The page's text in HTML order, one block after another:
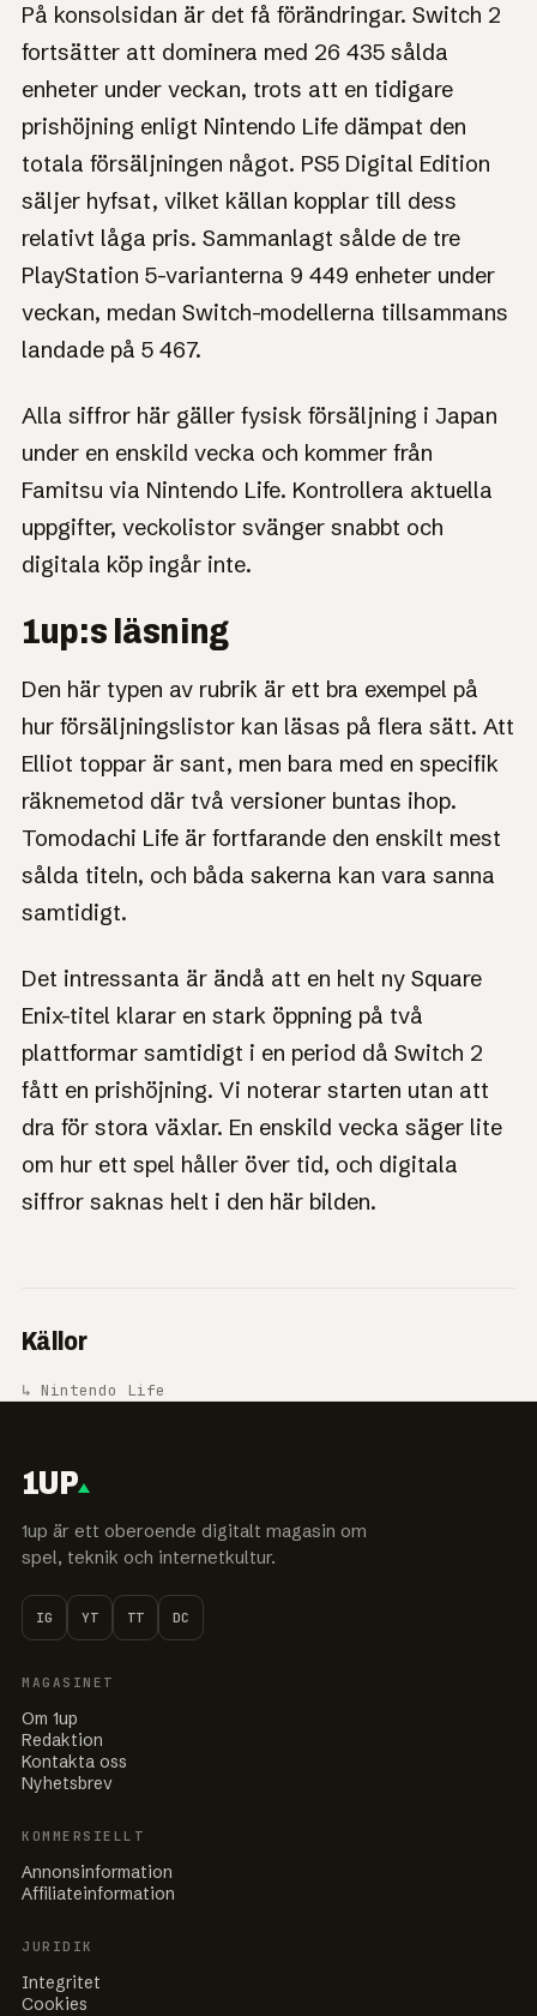
På konsolsidan är det få förändringar. Switch 2
fortsätter att dominera med 26 435 sålda
enheter under veckan, trots att en tidigare
prishöjning enligt Nintendo Life dämpat den
totala försäljningen något. PS5 Digital Edition
säljer hyfsat, vilket källan kopplar till dess
relativt låga pris. Sammanlagt sålde de tre
PlayStation 5-varianterna 9 449 enheter under
veckan, medan Switch-modellerna tillsammans
landade på 5 467.
Alla siffror här gäller fysisk försäljning i Japan
under en enskild vecka och kommer från
Famitsu via Nintendo Life. Kontrollera aktuella
uppgifter, veckolistor svänger snabbt och
digitala köp ingår inte.
1up:s läsning
Den här typen av rubrik är ett bra exempel på
hur försäljningslistor kan läsas på flera sätt. Att
Elliot toppar är sant, men bara med en specifik
räknemetod där två versioner buntas ihop.
Tomodachi Life är fortfarande den enskilt mest
sålda titeln, och båda sakerna kan vara sanna
samtidigt.
Det intressanta är ändå att en helt ny Square
Enix-titel klarar en stark öppning på två
plattformar samtidigt i en period då Switch 2
fått en prishöjning. Vi noterar starten utan att
dra för stora växlar. En enskild vecka säger lite
om hur ett spel håller över tid, och digitala
siffror saknas helt i den här bilden.
Källor
↳ Nintendo Life
1UP
1up är ett oberoende digitalt magasin om
spel, teknik och internetkultur.
IG YT TT DC
MAGASINET
Om 1up
Redaktion
Kontakta oss
Nyhetsbrev
KOMMERSIELLT
Annonsinformation
Affiliateinformation
JURIDIK
Integritet
Cookies